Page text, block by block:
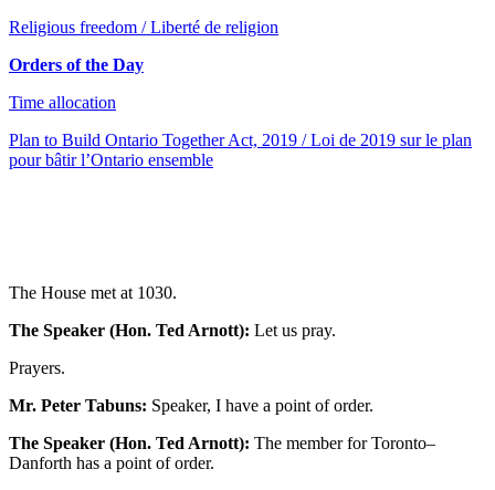
Religious freedom / Liberté de religion
Orders of the Day
Time allocation
Plan to Build Ontario Together Act, 2019 / Loi de 2019 sur le plan
pour bâtir l’Ontario ensemble
The House met at 1030.
The Speaker (Hon. Ted Arnott): Let us pray.
Prayers.
Mr. Peter Tabuns: Speaker, I have a point of order.
The Speaker (Hon. Ted Arnott): The member for Toronto–
Danforth has a point of order.